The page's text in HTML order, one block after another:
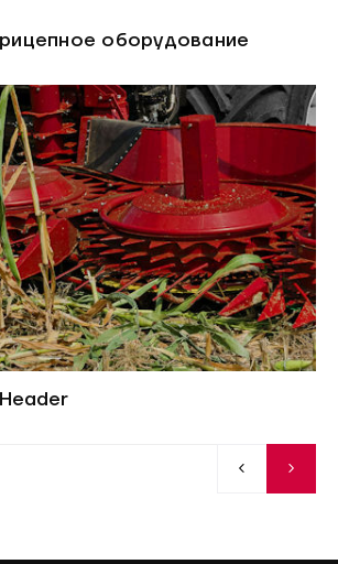
оборудование